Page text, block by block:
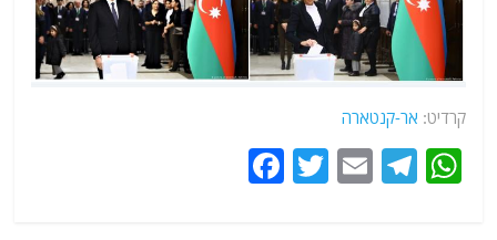
קרדיט: אר-קנטארה
W
T
E
T